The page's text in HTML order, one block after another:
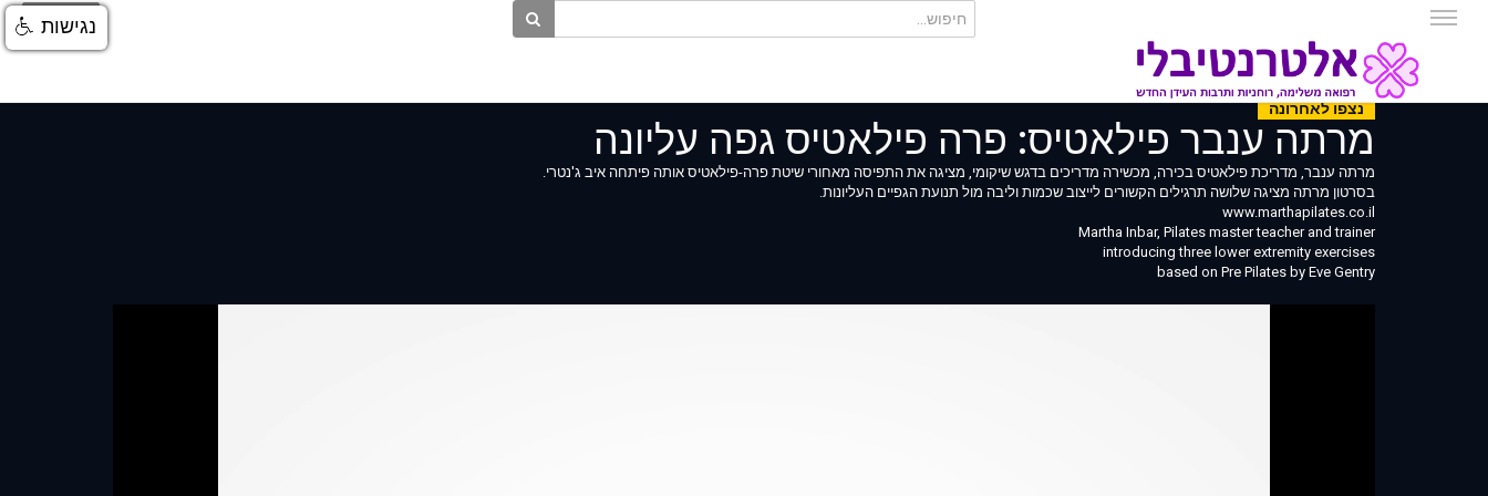
התחברות
נצפו לאחרונה
מרתה ענבר פילאטיס: פרה פילאטיס גפה עליונה
מרתה ענבר, מדריכת פילאטיס בכירה, מכשירה מדריכים בדגש שיקומי, מציגה את התפיסה מאחורי שיטת פרה-פילאטיס אותה פיתחה איב ג'נטרי.
בסרטון מרתה מציגה שלושה תרגילים הקשורים לייצוב שכמות וליבה מול תנועת הגפיים העליונות.
www.marthapilates.co.il
Martha Inbar, Pilates master teacher and trainer
introducing three lower extremity exercises
based on Pre Pilates by Eve Gentry
נגישות